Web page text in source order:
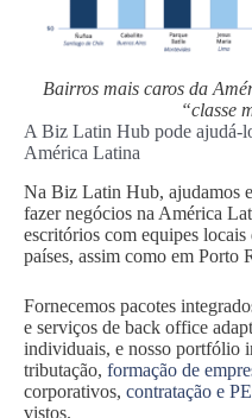
Bairros mais caros da
“classe
A Biz Latin Hub pode ajudá-
América Latina
Na Biz Latin Hub, ajudamos
fazer negócios na América
escritórios com equipes
países, assim como em Porto
Fornecemos pacotes
e serviços de back office
individuais, e nosso portfólio
tributação, formação de
corporativos, contratação e
vistos.